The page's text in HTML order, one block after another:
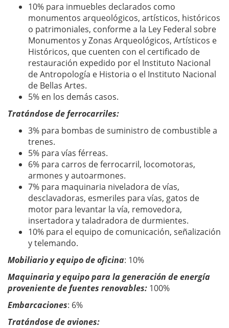
10% para inmuebles declarados como
monumentos arqueológicos, artísticos, históricos
o patrimoniales, conforme a la Ley Federal sobre
Monumentos y Zonas Arqueológicos, Artísticos e
Históricos, que cuenten con el certificado de
restauración expedido por el Instituto Nacional
de Antropología e Historia o el Instituto Nacional
de Bellas Artes.
5% en los demás casos.
Tratándose de ferrocarriles:
3% para bombas de suministro de combustible a
trenes.
5% para vías férreas.
6% para carros de ferrocarril, locomotoras,
armones y autoarmones.
7% para maquinaria niveladora de vías,
desclavadoras, esmeriles para vías, gatos de
motor para levantar la vía, removedora,
insertadora y taladradora de durmientes.
10% para el equipo de comunicación, señalización
y telemando.
Mobiliario y equipo de oficina: 10%
Maquinaria y equipo para la generación de energía
proveniente de fuentes renovables: 100%
Embarcaciones: 6%
Tratándose de aviones: